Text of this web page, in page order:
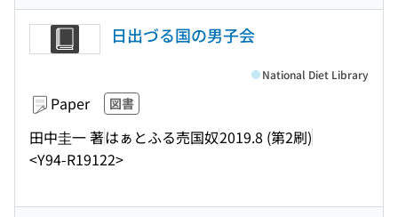
日出づる国の男子会
Paper 図書
田中圭一 著はぁとふる売国奴2019.8 (第2刷)
<Y94-R19122>
National Diet Library